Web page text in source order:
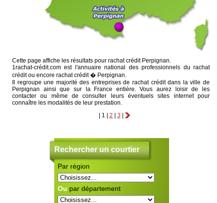
Rechercher un courtier
Par région
Ou par département
Cette page affiche les résultats pour rachat crédit Perpignan.
1rachat-crédit.com est l'annuaire national des professionnels du rachat
crédit ou encore rachat crédit � Perpignan.
Il regroupe une majorité des entreprises de rachat crédit dans la ville de
Perpignan ainsi que sur la France entière. Vous aurez loisir de les
contacter ou même de consulter leurs éventuels sites internet pour
connaître les modalités de leur prestation.
| 1 | 2 | 3 |